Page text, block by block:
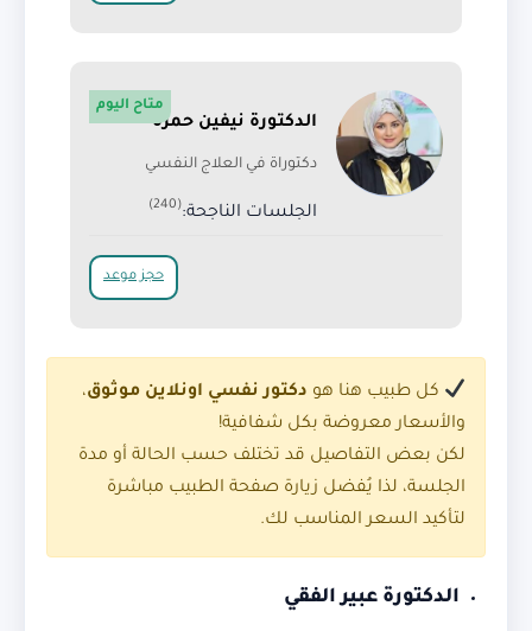
الدكتورة نيفين حمزة
دكتوراة في العلاج النفسي
الجلسات الناجحة:(240)
متاح اليوم
حجز موعد
كل طبيب هنا هو دكتور نفسي اونلاين موثوق،
والأسعار معروضة بكل شفافية!
لكن بعض التفاصيل قد تختلف حسب الحالة أو مدة
الجلسة، لذا يُفضل زيارة صفحة الطبيب مباشرة
لتأكيد السعر المناسب لك.
الدكتورة عبير الفقي